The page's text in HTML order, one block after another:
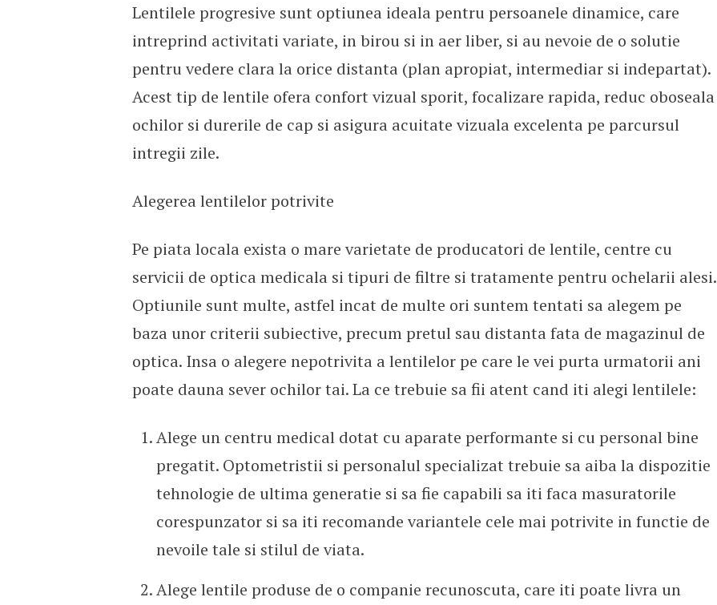
Lentilele progresive sunt optiunea ideala pentru persoanele dinamice, care
intreprind activitati variate, in birou si in aer liber, si au nevoie de o solutie
pentru vedere clara la orice distanta (plan apropiat, intermediar si indepartat).
Acest tip de lentile ofera confort vizual sporit, focalizare rapida, reduc oboseala
ochilor si durerile de cap si asigura acuitate vizuala excelenta pe parcursul
intregii zile.
Alegerea lentilelor potrivite
Pe piata locala exista o mare varietate de producatori de lentile, centre cu
servicii de optica medicala si tipuri de filtre si tratamente pentru ochelarii alesi.
Optiunile sunt multe, astfel incat de multe ori suntem tentati sa alegem pe
baza unor criterii subiective, precum pretul sau distanta fata de magazinul de
optica. Insa o alegere nepotrivita a lentilelor pe care le vei purta urmatorii ani
poate dauna sever ochilor tai. La ce trebuie sa fii atent cand iti alegi lentilele:
Alege un centru medical dotat cu aparate performante si cu personal bine
pregatit. Optometristii si personalul specializat trebuie sa aiba la dispozitie
tehnologie de ultima generatie si sa fie capabili sa iti faca masuratorile
corespunzator si sa iti recomande variantele cele mai potrivite in functie de
nevoile tale si stilul de viata.
Alege lentile produse de o companie recunoscuta, care iti poate livra un